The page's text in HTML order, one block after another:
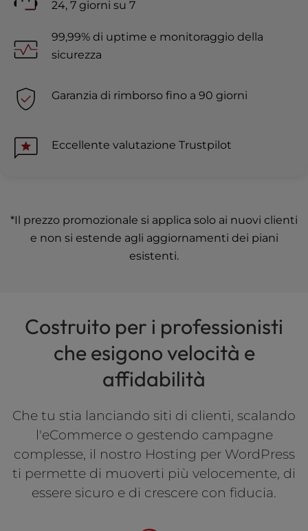
24, 7 giorni su 7
99,99% di uptime e monitoraggio della
sicurezza
Garanzia di rimborso fino a 90 giorni
Eccellente valutazione Trustpilot
*Il prezzo promozionale si applica solo ai nuovi clienti
e non si estende agli aggiornamenti dei piani
esistenti.
Costruito per i professionisti
che esigono velocità e
affidabilità
Che tu stia lanciando siti di clienti, scalando
l'eCommerce o gestendo campagne
complesse, il nostro Hosting per WordPress
ti permette di muoverti più velocemente, di
essere sicuro e di crescere con fiducia.